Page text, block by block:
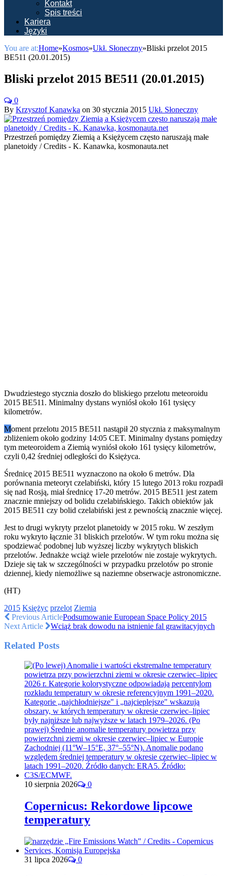
Kontakt
Spis treści
Kariera
Języki
You are at:Home»Kosmos»Ukł. Słoneczny»Bliski przelot 2015
BE511 (20.01.2015)
Bliski przelot 2015 BE511 (20.01.2015)
0
By Krzysztof Kanawka on 30 stycznia 2015 Ukł. Słoneczny
Przestrzeń pomiędzy Ziemią a Księżycem często naruszają małe
planetoidy / Credits - K. Kanawka, kosmonauta.net
Dwudziestego stycznia doszło do bliskiego przelotu meteoroidu
2015 BE511. Minimalny dystans wyniósł około 161 tysięcy
kilometrów.
Moment przelotu 2015 BE511 nastąpił 20 stycznia z maksymalnym
zbliżeniem około godziny 14:05 CET. Minimalny dystans pomiędzy
tym meteoroidem a Ziemią wyniósł około 161 tysięcy kilometrów,
czyli 0,42 średniej odległości do Księżyca.
Średnicę 2015 BE511 wyznaczono na około 6 metrów. Dla
porównania meteoryt czelabiński, który 15 lutego 2013 roku rozpadł
się nad Rosją, miał średnicę 17-20 metrów. 2015 BE511 jest zatem
znacznie mniejszy od bolidu czelabińskiego. Takich obiektów jak
2015 BE511 czy bolid czelabiński jest z pewnością znacznie więcej.
Jest to drugi wykryty przelot planetoidy w 2015 roku. W zeszłym
roku wykryto łącznie 31 bliskich przelotów. W tym roku można się
spodziewać podobnej lub wyższej liczby wykrytych bliskich
przelotów. Jednakże wciąż wiele przelotów nie zostaje wykrytych.
Dzieje się tak w szczególności w przypadku przelotów po stronie
dziennej, kiedy niemożliwe są naziemne obserwacje astronomiczne.
(HT)
2015 Księżyc przelot Ziemia
Previous ArticlePodsumowanie European Space Policy 2015
Next Article
Wciąż brak dowodu na istnienie fal grawitacyjnych
Related Posts
10 sierpnia 2026 0
Copernicus: Rekordowe lipcowe
temperatury
31 lipca 2026 0